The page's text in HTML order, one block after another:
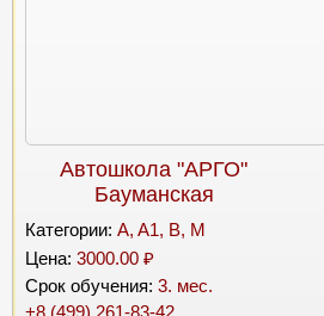
Автошкола "АРГО"
Бауманская
Категории: A, A1, B, M
Цена: 3000.00 ₽
Срок обучения: 3. мес.
+8 (499) 261-83-42